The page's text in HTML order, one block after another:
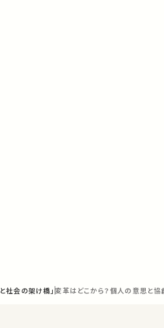
社会の架け橋」 変革はどこから？個人の意思と